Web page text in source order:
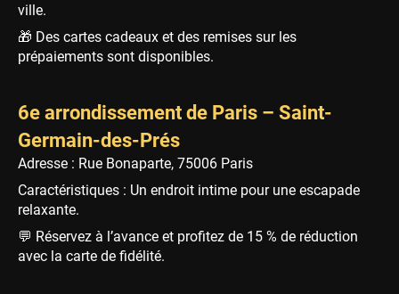
ville.
🎁 Des cartes cadeaux et des remises sur les
prépaiements sont disponibles.
6e arrondissement de Paris – Saint-
Germain-des-Prés
Adresse : Rue Bonaparte, 75006 Paris
Caractéristiques : Un endroit intime pour une escapade
relaxante.
💬 Réservez à l’avance et profitez de 15 % de réduction
avec la carte de fidélité.